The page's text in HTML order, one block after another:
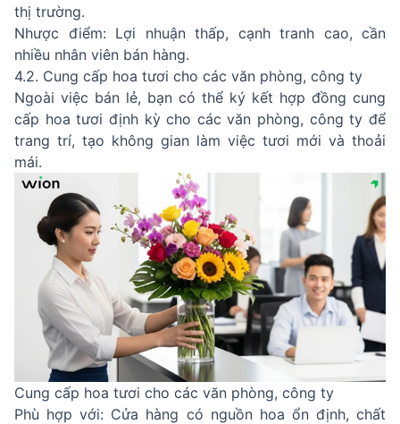
thị trường.
Nhược điểm: Lợi nhuận thấp, cạnh tranh cao, cần
nhiều nhân viên bán hàng.
4.2. Cung cấp hoa tươi cho các văn phòng, công ty
Ngoài việc bán lẻ, bạn có thể ký kết hợp đồng cung
cấp hoa tươi định kỳ cho các văn phòng, công ty để
trang trí, tạo không gian làm việc tươi mới và thoải
mái.
Cung cấp hoa tươi cho các văn phòng, công ty
Phù hợp với: Cửa hàng có nguồn hoa ổn định, chất